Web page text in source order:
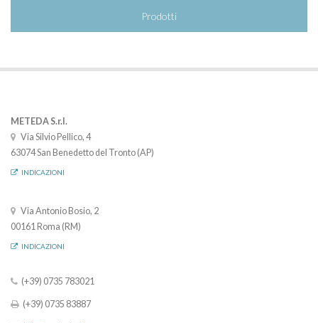
Prodotti
METEDA S.r.l.
Via Silvio Pellico, 4
63074 San Benedetto del Tronto (AP)
INDICAZIONI
Via Antonio Bosio, 2
00161 Roma (RM)
INDICAZIONI
(+39) 0735 783021
(+39) 0735 83887